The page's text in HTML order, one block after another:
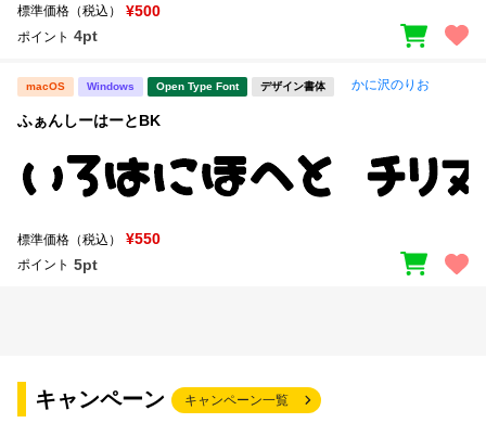
標準価格（税込） ¥500
ポイント 4pt
macOS Windows Open Type Font デザイン書体 かに沢のりお
ふぁんしーはーとBK
標準価格（税込） ¥550
ポイント 5pt
キャンペーン キャンペーン一覧